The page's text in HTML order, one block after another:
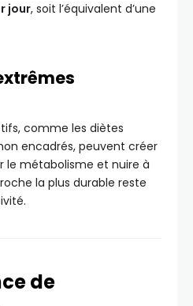
jour, soit l’équivalent d’une
comme les diètes
encadrés, peuvent créer
le métabolisme et nuire à
la plus durable reste
de